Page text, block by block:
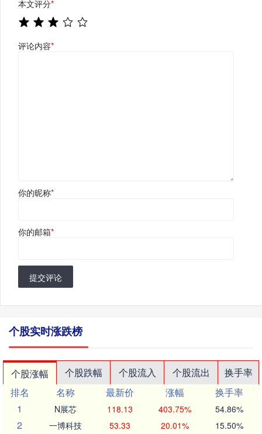
本文评分*
评论内容*
你的昵称*
你的邮箱*
提交评论
个股实时涨跌榜
个股涨幅 个股跌幅 个股流入 个股流出
换手率
排名
名称 最新价 涨幅
换手率
1
N展芯 118.13 403.75% 54.86%
2 一博科技 53.33 20.01% 15.50%